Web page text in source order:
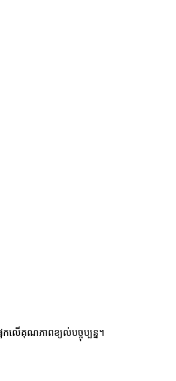
លើគុណភាពខ្យល់បច្ចុប្បន្ន។